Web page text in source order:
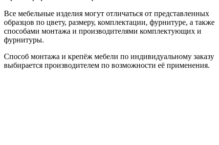
Все мебельные изделия могут отличаться от представленных
образцов по цвету, размеру, комплектации, фурнитуре, а также
способами монтажа и производителями комплектующих и
фурнитуры.
Способ монтажа и крепёж мебели по индивидуальному заказу
выбирается производителем по возможности её применения.